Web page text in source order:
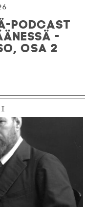
PODCAST
-
OSA 2